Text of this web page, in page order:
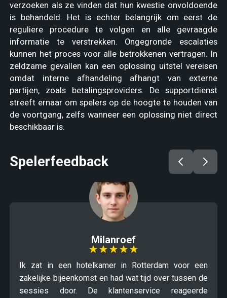
verzoeken als ze vinden dat hun kwestie onvoldoende
is behandeld. Het is echter belangrijk om eerst de
reguliere procedure te volgen en alle gevraagde
informatie te verstrekken. Ongegronde escalaties
kunnen het proces voor alle betrokkenen vertragen. In
zeldzame gevallen kan een oplossing uitstel vereisen
omdat interne afhandeling afhangt van externe
partijen, zoals betalingsproviders. De supportdienst
streeft ernaar om spelers op de hoogte te houden van
de voortgang, zelfs wanneer een oplossing niet direct
beschikbaar is.
Spelerfeedback
Milanroef
Ik zat in een hotelkamer in Rotterdam voor een
zakelijke bijeenkomst en had wat tijd over tussen de
sessies door. De klantenservice reageerde